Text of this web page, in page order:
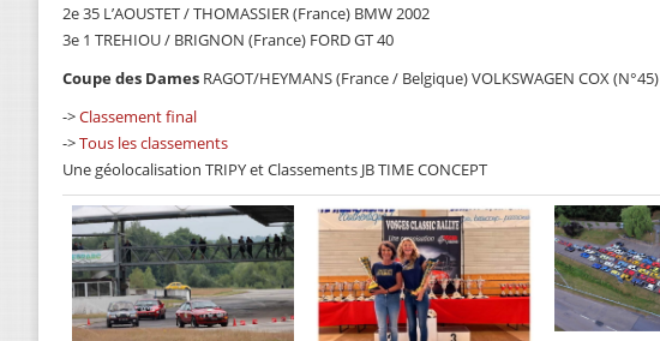
2e 35 L’AOUSTET / THOMASSIER (France) BMW 2002
3e 1 TREHIOU / BRIGNON (France) FORD GT 40
Coupe des Dames RAGOT/HEYMANS (France / Belgique) VOLKSWAGEN COX (N°45)
->Classement final
->Tous les classements
Une géolocalisation TRIPY et Classements JB TIME CONCEPT